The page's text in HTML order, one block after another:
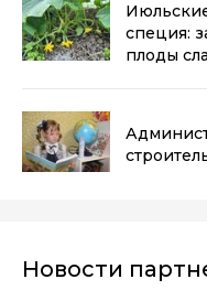
специя:
плоды
Новости